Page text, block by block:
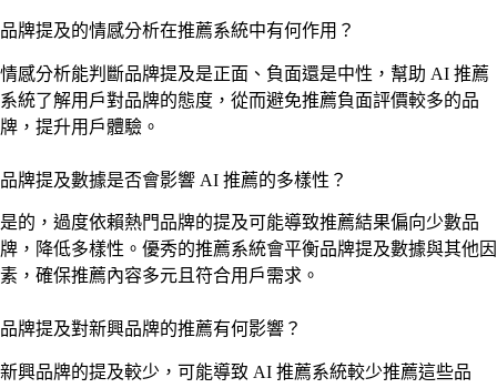
品牌提及的情感分析在推薦系統中有何作用？
情感分析能判斷品牌提及是正面、負面還是中性，幫助 AI 推薦
系統了解用戶對品牌的態度，從而避免推薦負面評價較多的品
牌，提升用戶體驗。
品牌提及數據是否會影響 AI 推薦的多樣性？
是的，過度依賴熱門品牌的提及可能導致推薦結果偏向少數品
牌，降低多樣性。優秀的推薦系統會平衡品牌提及數據與其他因
素，確保推薦內容多元且符合用戶需求。
品牌提及對新興品牌的推薦有何影響？
新興品牌的提及較少，可能導致 AI 推薦系統較少推薦這些品